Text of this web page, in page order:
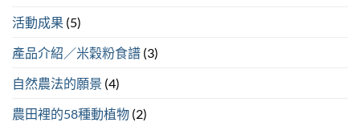
活動成果 (5)
產品介紹／米穀粉食譜 (3)
自然農法的願景 (4)
農田裡的58種動植物 (2)